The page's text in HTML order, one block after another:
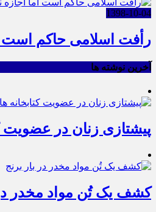
1398-10-04
رأفت اسلامی حاکم است
آخرین نوشته ها
پیشتازی زنان در
کشف یک تُن مواد مخدر در